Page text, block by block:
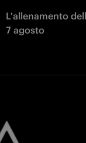
L'allenamento
7 agosto